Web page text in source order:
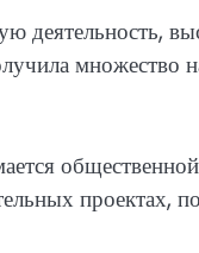
деятельность,
множество
проектах,